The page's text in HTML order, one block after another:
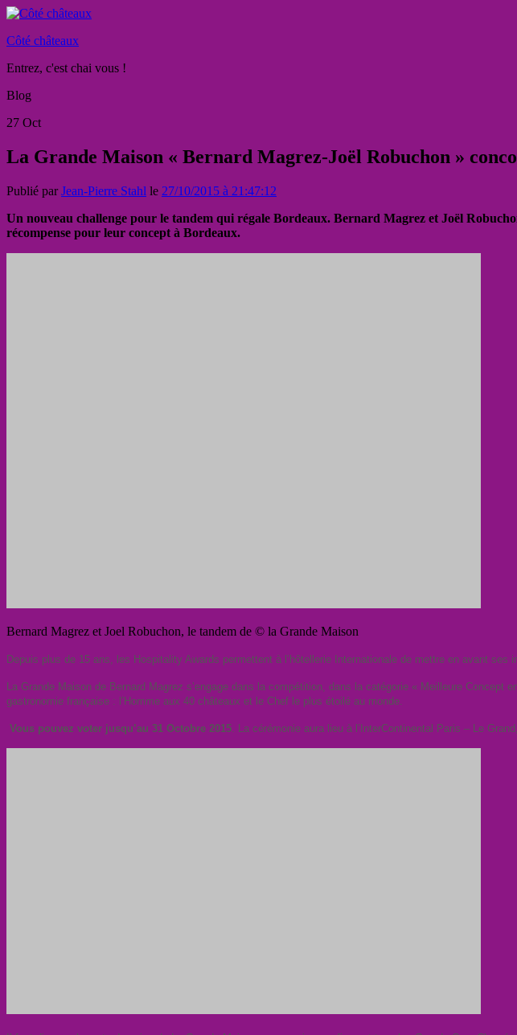
Côté châteaux
Entrez, c'est chai vous !
Blog
27 Oct
La Grande Maison « Bernard Magrez-Joël Robuchon »
Publié parJean-Pierre Stahl le 27/10/2015 à 21:47:12
Un nouveau challenge pour le tandem qui régale Bordeaux. Bernard Magrez et Joël
récompense pour leur concept à Bordeaux.
Bernard Magrez et Joel Robuchon, le tandem de © la Grande Maison
Depuis plus de 15 ans, les Hospitality Awards permettent à l’hôtellerie Internationale de mettre en avant
La Grande Maison de Bernard Magrez s’engage dans la compétition, dans la catégorie « Meilleure
gastronomie française : l’Homme aux 40 châteaux et le Chef le plus étoilé au monde.
Vous pouvez voter jusqu’au 31 Octobre 2015 . La cérémonie aura lieu à l’InterContinental Paris – Le